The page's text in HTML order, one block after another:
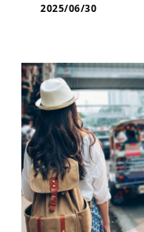
2025/06/30